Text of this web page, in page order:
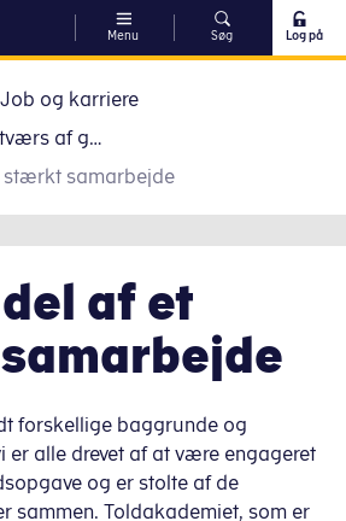
Gå til indhold
Menu Søg Log på
Job og karriere
Muligheder på tværs af grænser
stærkt samarbejde
af et
forskellige baggrunde og
er alle drevet af at være engageret
og er stolte af de
sammen. Toldakademiet, som er